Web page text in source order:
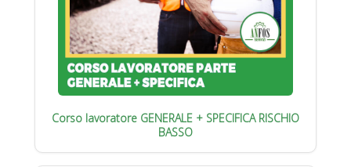
Corso lavoratore GENERALE + SPECIFICA RISCHIO
BASSO